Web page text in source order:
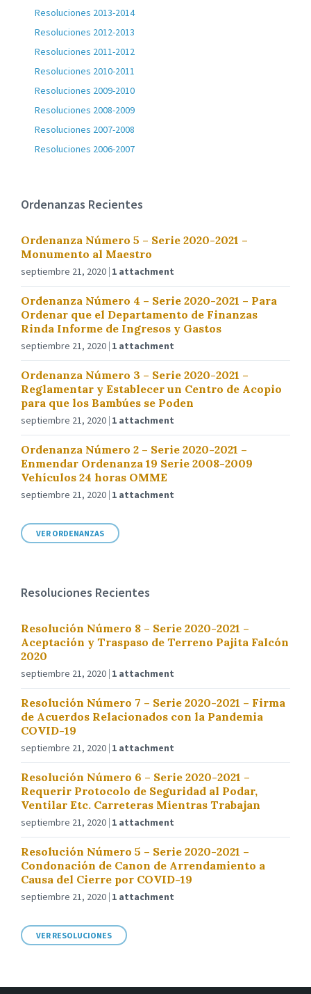
Resoluciones 2013-2014
Resoluciones 2012-2013
Resoluciones 2011-2012
Resoluciones 2010-2011
Resoluciones 2009-2010
Resoluciones 2008-2009
Resoluciones 2007-2008
Resoluciones 2006-2007
Ordenanzas Recientes
Ordenanza Número 5 – Serie 2020-2021 –
Monumento al Maestro
septiembre 21, 2020 1 attachment
Ordenanza Número 4 – Serie 2020-2021 – Para
Ordenar que el Departamento de Finanzas
Rinda Informe de Ingresos y Gastos
septiembre 21, 2020 1 attachment
Ordenanza Número 3 – Serie 2020-2021 –
Reglamentar y Establecer un Centro de Acopio
para que los Bambúes se Poden
septiembre 21, 2020 1 attachment
Ordenanza Número 2 – Serie 2020-2021 –
Enmendar Ordenanza 19 Serie 2008-2009
Vehículos 24 horas OMME
septiembre 21, 2020 1 attachment
VER ORDENANZAS
Resoluciones Recientes
Resolución Número 8 – Serie 2020-2021 –
Aceptación y Traspaso de Terreno Pajita Falcón
2020
septiembre 21, 2020 1 attachment
Resolución Número 7 – Serie 2020-2021 – Firma
de Acuerdos Relacionados con la Pandemia
COVID-19
septiembre 21, 2020 1 attachment
Resolución Número 6 – Serie 2020-2021 –
Requerir Protocolo de Seguridad al Podar,
Ventilar Etc. Carreteras Mientras Trabajan
septiembre 21, 2020 1 attachment
Resolución Número 5 – Serie 2020-2021 –
Condonación de Canon de Arrendamiento a
Causa del Cierre por COVID-19
septiembre 21, 2020 1 attachment
VER RESOLUCIONES